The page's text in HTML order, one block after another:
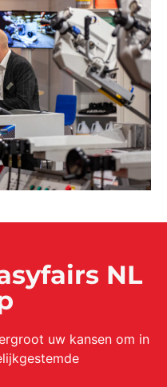
NL
uw kansen om in